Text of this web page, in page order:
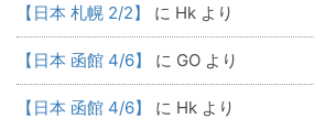
【日本 札幌 2/2】 に Hk より
【日本 函館 4/6】 に GO より
【日本 函館 4/6】 に Hk より